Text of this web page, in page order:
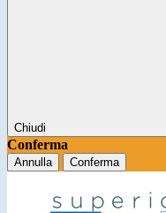
Chiudi
Conferma
Annulla Conferma